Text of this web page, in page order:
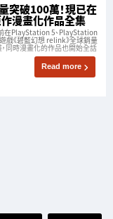
突破100萬！現已在
漫畫化作品全集
在PlayStation 5、PlayStation
戲《碧藍幻想 relink》全球銷量
同時漫畫化的作品也開始全話
Read more